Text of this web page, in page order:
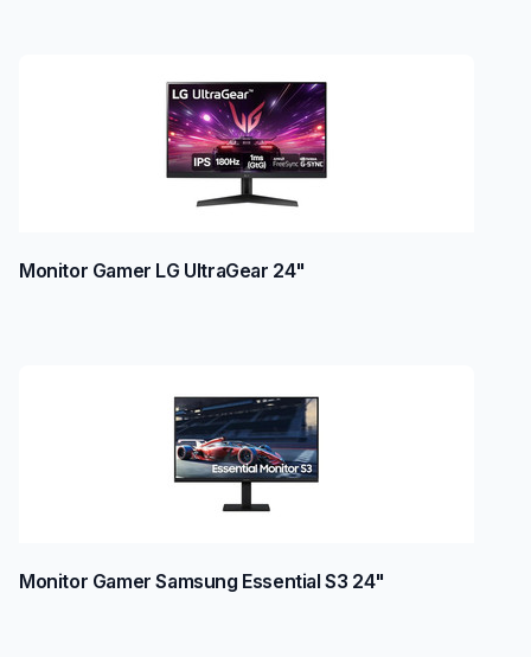
Monitor Gamer LG UltraGear 24"
Monitor Gamer Samsung Essential S3 24"